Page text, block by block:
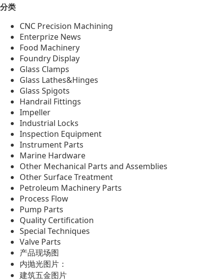
分类
CNC Precision Machining
Enterprize News
Food Machinery
Foundry Display
Glass Clamps
Glass Lathes&Hinges
Glass Spigots
Handrail Fittings
Impeller
Industrial Locks
Inspection Equipment
Instrument Parts
Marine Hardware
Other Mechanical Parts and Assemblies
Other Surface Treatment
Petroleum Machinery Parts
Process Flow
Pump Parts
Quality Certification
Special Techniques
Valve Parts
产品现场图
内抛光图片：
建筑五金图片